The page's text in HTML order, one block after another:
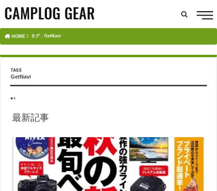
HOME タグ : GetNavi
GetNavi
●×
最新記事